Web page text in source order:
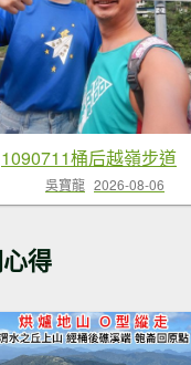
1090711桶后越嶺步道
吳寶龍 2026-08-06
得